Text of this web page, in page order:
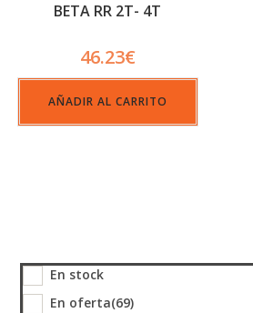
BETA RR 2T- 4T
46.23€
AÑADIR AL CARRITO
En stock
En oferta(69)